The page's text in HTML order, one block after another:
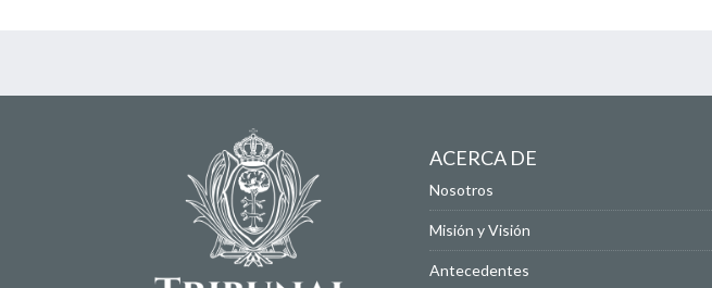
ACERCA DE
Nosotros
Misión y Visión
Antecedentes